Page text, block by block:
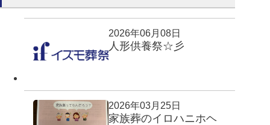
2026年06月08日
人形供養祭☆彡
2026年03月25日
家族葬のイロハニホヘ